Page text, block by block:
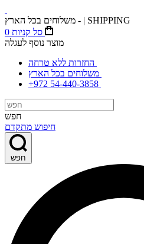
משלוחים בכל הארץ - | SHIPPING
0 סל קניות
מוצר נוסף לעגלה
+972 54-440-3858
חפש
חיפוש מתקדם
חפש